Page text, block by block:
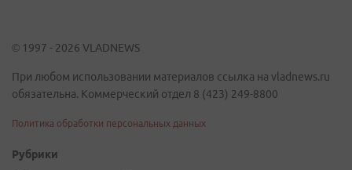
© 1997 - 2026 VLADNEWS
При любом использовании материалов ссылка на vladnews.ru
обязательна. Коммерческий отдел 8 (423) 249-8800
Политика обработки персональных данных
Рубрики